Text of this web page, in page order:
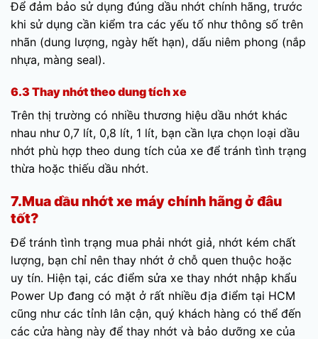
Để đảm bảo sử dụng đúng dầu nhớt chính hãng, trước
khi sử dụng cần kiểm tra các yếu tố như thông số trên
nhãn (dung lượng, ngày hết hạn), dấu niêm phong (nắp
nhựa, màng seal).
6.3 Thay nhớt theo dung tích xe
Trên thị trường có nhiều thương hiệu dầu nhớt khác
nhau như 0,7 lít, 0,8 lít, 1 lít, bạn cần lựa chọn loại dầu
nhớt phù hợp theo dung tích của xe để tránh tình trạng
thừa hoặc thiếu dầu nhớt.
7.Mua dầu nhớt xe máy chính hãng ở đâu
tốt?
Để tránh tình trạng mua phải nhớt giả, nhớt kém chất
lượng, bạn chỉ nên thay nhớt ở chỗ quen thuộc hoặc
uy tín. Hiện tại, các điểm sửa xe thay nhớt nhập khẩu
Power Up đang có mặt ở rất nhiều địa điểm tại HCM
cũng như các tỉnh lân cận, quý khách hàng có thể đến
các cửa hàng này để thay nhớt và bảo dưỡng xe của